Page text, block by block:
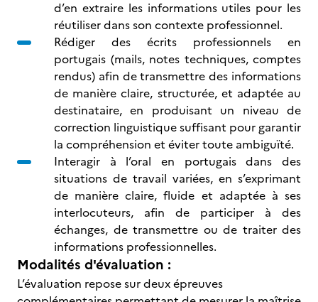
d’en extraire les informations utiles pour les
réutiliser dans son contexte professionnel.
Rédiger des écrits professionnels en
portugais (mails, notes techniques, comptes
rendus) afin de transmettre des informations
de manière claire, structurée, et adaptée au
destinataire, en produisant un niveau de
correction linguistique suffisant pour garantir
la compréhension et éviter toute ambiguïté.
Interagir à l’oral en portugais dans des
situations de travail variées, en s’exprimant
de manière claire, fluide et adaptée à ses
interlocuteurs, afin de participer à des
échanges, de transmettre ou de traiter des
informations professionnelles.
Modalités d'évaluation :
L’évaluation repose sur deux épreuves